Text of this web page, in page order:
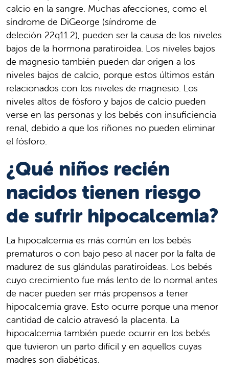
calcio en la sangre. Muchas afecciones, como el
síndrome de DiGeorge (síndrome de
deleción 22q11.2), pueden ser la causa de los niveles
bajos de la hormona paratiroidea. Los niveles bajos
de magnesio también pueden dar origen a los
niveles bajos de calcio, porque estos últimos están
relacionados con los niveles de magnesio. Los
niveles altos de fósforo y bajos de calcio pueden
verse en las personas y los bebés con insuficiencia
renal, debido a que los riñones no pueden eliminar
el fósforo.
¿Qué niños recién
nacidos tienen riesgo
de sufrir hipocalcemia?
La hipocalcemia es más común en los bebés
prematuros o con bajo peso al nacer por la falta de
madurez de sus glándulas paratiroideas. Los bebés
cuyo crecimiento fue más lento de lo normal antes
de nacer pueden ser más propensos a tener
hipocalcemia grave. Esto ocurre porque una menor
cantidad de calcio atravesó la placenta. La
hipocalcemia también puede ocurrir en los bebés
que tuvieron un parto difícil y en aquellos cuyas
madres son diabéticas.